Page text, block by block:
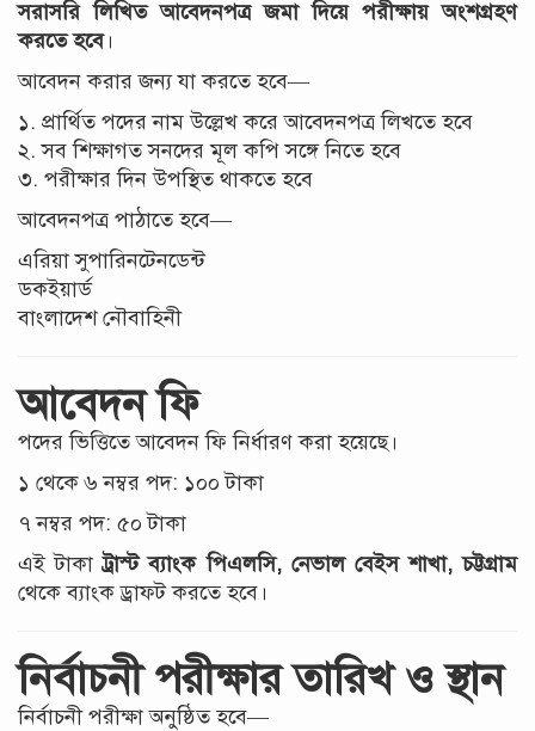
সরাসরি লিখিত আবেদনপত্র জমা দিয়ে পরীক্ষায় অংশগ্রহণ
করতে হবে।
আবেদন করার জন্য যা করতে হবে—
১. প্রার্থিত পদের নাম উল্লেখ করে আবেদনপত্র লিখতে হবে
২. সব শিক্ষাগত সনদের মূল কপি সঙ্গে নিতে হবে
৩. পরীক্ষার দিন উপস্থিত থাকতে হবে
আবেদনপত্র পাঠাতে হবে—
এরিয়া সুপারিনটেনডেন্ট
ডকইয়ার্ড
বাংলাদেশ নৌবাহিনী
আবেদন ফি
পদের ভিত্তিতে আবেদন ফি নির্ধারণ করা হয়েছে।
১ থেকে ৬ নম্বর পদ: ১০০ টাকা
৭ নম্বর পদ: ৫০ টাকা
এই টাকাট্রাস্ট ব্যাংক পিএলসি, নেভাল বেইস শাখা, চট্টগ্রাম
থেকে ব্যাংক ড্রাফট করতে হবে।
নির্বাচনী পরীক্ষার তারিখ ও স্থান
নির্বাচনী পরীক্ষা অনুষ্ঠিত হবে—